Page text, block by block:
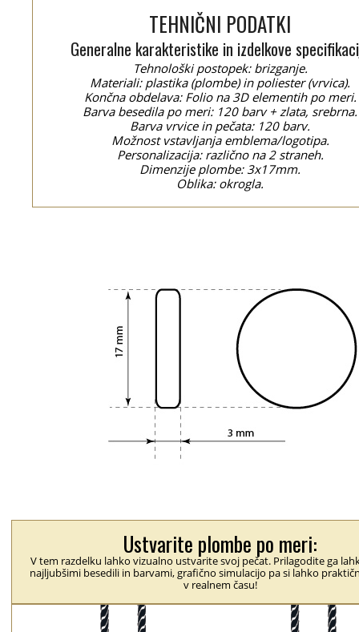
TEHNIČNI PODATKI
Generalne karakteristike in izdelkove
Tehnološki postopek: brizganje.
Materiali: plastika (plombe) in poliester (vrvica).
Končna obdelava: Folio na 3D elementih po meri.
Barva besedila po meri: 120 barv + zlata, srebrna.
Barva vrvice in pečata: 120 barv.
Možnost vstavljanja emblema/logotipa.
Personalizacija: različno na 2 straneh.
Dimenzije plombe: 3x17mm.
Oblika: okrogla.
Ustvarite plombe po meri:
V tem razdelku lahko vizualno ustvarite svoj pečat. Prilagodite ga
najljubšimi besedili in barvami, grafično simulacijo pa si lahko
v realnem času!